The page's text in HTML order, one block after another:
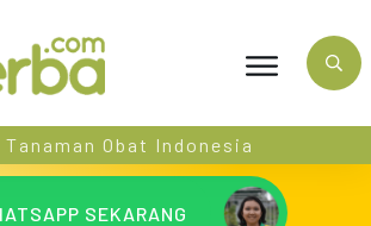
Tanaman Obat Indonesia
SEKARANG